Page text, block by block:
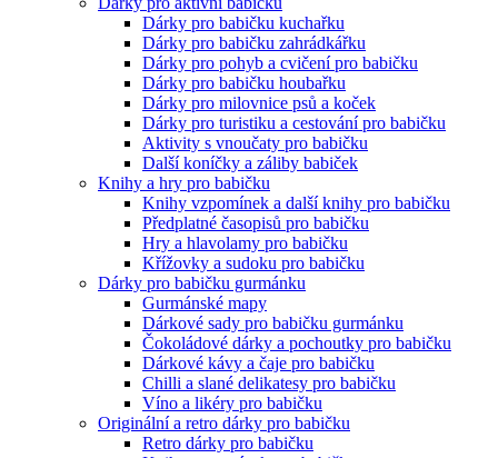
Dárky pro babičku kuchařku
Dárky pro babičku zahrádkářku
Dárky pro pohyb a cvičení pro babičku
Dárky pro babičku houbařku
Dárky pro milovnice psů a koček
Dárky pro turistiku a cestování pro babičku
Aktivity s vnoučaty pro babičku
Další koníčky a záliby babiček
Knihy a hry pro babičku
Knihy vzpomínek a další knihy pro babičku
Předplatné časopisů pro babičku
Hry a hlavolamy pro babičku
Křížovky a sudoku pro babičku
Dárky pro babičku gurmánku
Gurmánské mapy
Dárkové sady pro babičku gurmánku
Čokoládové dárky a pochoutky pro babičku
Dárkové kávy a čaje pro babičku
Chilli a slané delikatesy pro babičku
Víno a likéry pro babičku
Originální a retro dárky pro babičku
Retro dárky pro babičku